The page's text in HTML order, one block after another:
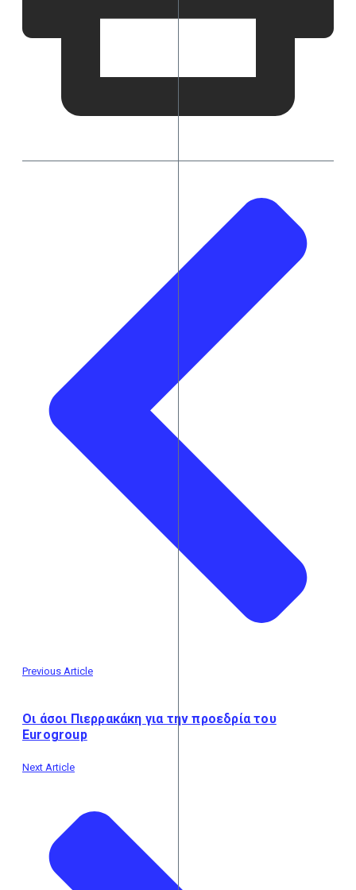
Previous Article
Οι άσοι Πιερρακάκη για την προεδρία του
Eurogroup
Next Article